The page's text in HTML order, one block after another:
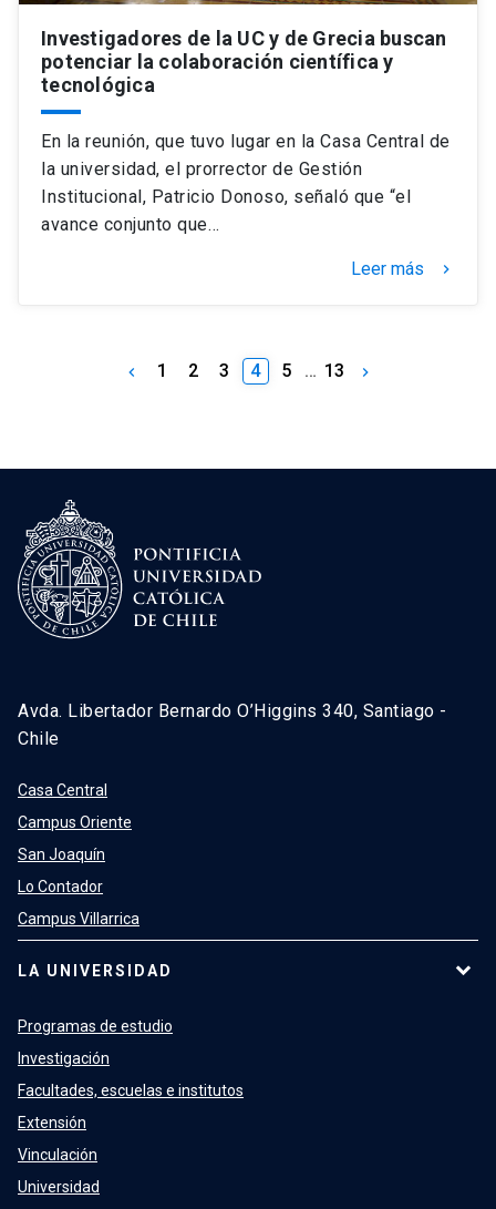
Investigadores de la UC y de Grecia buscan
potenciar la colaboración científica y
tecnológica
En la reunión, que tuvo lugar en la Casa Central de
la universidad, el prorrector de Gestión
Institucional, Patricio Donoso, señaló que “el
avance conjunto que…
Leer más keyboard_arrow_right
keyboard_arrow_left 1 2 3 4 5 … 13 keyboard_arrow_right
Avda. Libertador Bernardo O’Higgins 340, Santiago -
Chile
Casa Central
Campus Oriente
San Joaquín
Lo Contador
Campus Villarrica
LA UNIVERSIDAD
Programas de estudio
Investigación
Facultades, escuelas e institutos
Extensión
Vinculación
Universidad